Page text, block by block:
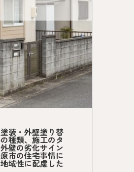
装・外壁塗り替
種類、施工のタ
壁の劣化サイン
市の住宅事情に
域性に配慮した